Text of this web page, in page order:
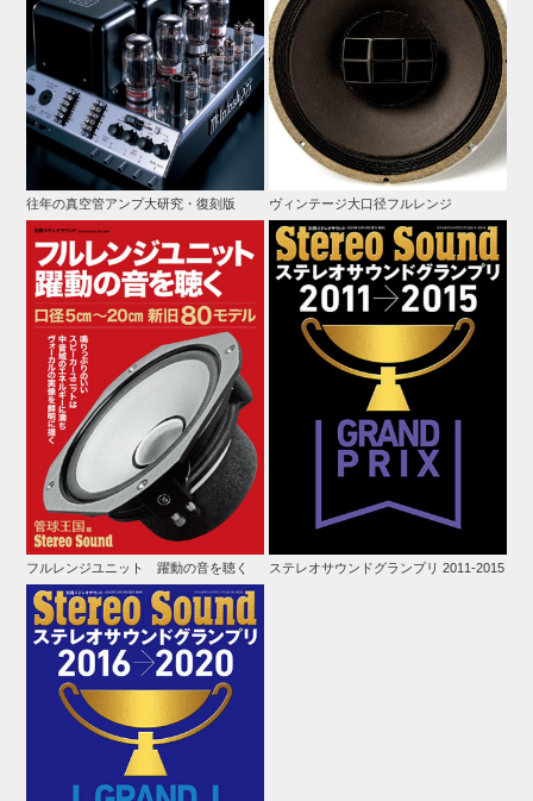
往年の真空管アンプ大研究・復刻版 ヴィンテージ大口径フルレンジ
フルレンジユニット 躍動の音を聴く ステレオサウンドグランプリ 2011-2015